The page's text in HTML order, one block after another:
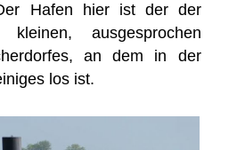
Hafen hier ist der der
ausgesprochen
an dem in der
los ist.